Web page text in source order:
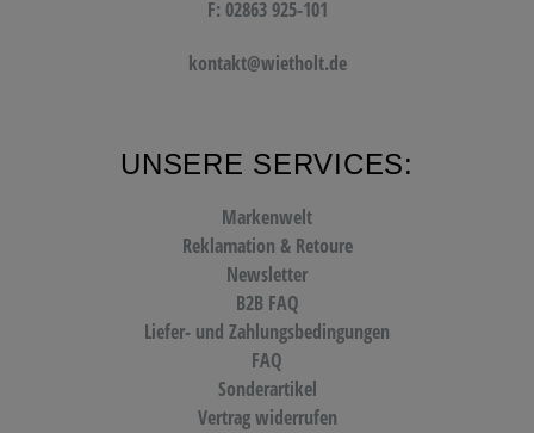
F: 02863 925-101
kontakt@wietholt.de
UNSERE SERVICES:
Markenwelt
Reklamation & Retoure
Newsletter
B2B FAQ
Liefer- und Zahlungsbedingungen
FAQ
Sonderartikel
Vertrag widerrufen